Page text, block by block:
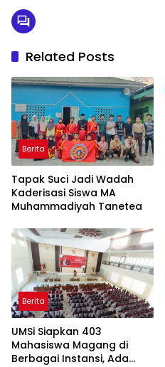
Related Posts
Berita
Tapak Suci Jadi Wadah
Kaderisasi Siswa MA
Muhammadiyah Tanetea
Berita
UMSi Siapkan 403
Mahasiswa Magang di
Berbagai Instansi, Ada